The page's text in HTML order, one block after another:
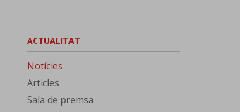
ACTUALITAT
Notícies
Articles
Sala de premsa